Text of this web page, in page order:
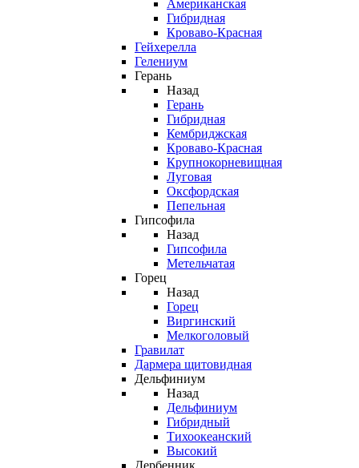
Американская
Гибридная
Кроваво-Красная
Гейхерелла
Гелениум
Герань
Назад
Герань
Гибридная
Кембриджская
Кроваво-Красная
Крупнокорневищная
Луговая
Оксфордская
Пепельная
Гипсофила
Назад
Гипсофила
Метельчатая
Горец
Назад
Горец
Виргинский
Мелкоголовый
Гравилат
Дармера щитовидная
Дельфиниум
Назад
Дельфиниум
Гибридный
Тихоокеанский
Высокий
Дербенник